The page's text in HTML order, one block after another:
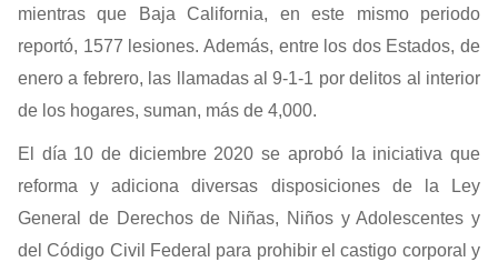
mientras que Baja California, en este mismo periodo
reportó, 1577 lesiones. Además, entre los dos Estados, de
enero a febrero, las llamadas al 9-1-1 por delitos al interior
de los hogares, suman, más de 4,000.
El día 10 de diciembre 2020 se aprobó la iniciativa que
reforma y adiciona diversas disposiciones de la Ley
General de Derechos de Niñas, Niños y Adolescentes y
del Código Civil Federal para prohibir el castigo corporal y